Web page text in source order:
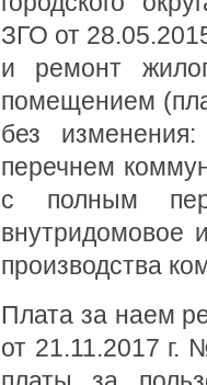
ЗГО от
и ремонт
помещением
без
перечнем
с полным
внутридомовое
производства
Плата за наем
от 21.11.2017 г.